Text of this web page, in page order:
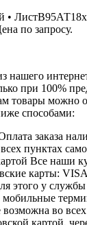
•
по запросу.
нашего
при 100%
товары можно
способами:
заказа
пунктах
Все наши
карты:
этого у службы
возможна во
картой,